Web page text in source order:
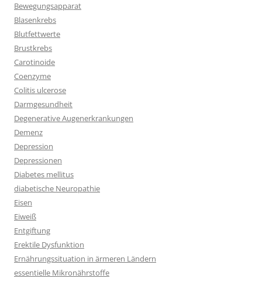
Bewegungsapparat
Blasenkrebs
Blutfettwerte
Brustkrebs
Carotinoide
Coenzyme
Colitis ulcerose
Darmgesundheit
Degenerative Augenerkrankungen
Demenz
Depression
Depressionen
Diabetes mellitus
diabetische Neuropathie
Eisen
Eiweiß
Entgiftung
Erektile Dysfunktion
Ernährungssituation in ärmeren Ländern
essentielle Mikronährstoffe